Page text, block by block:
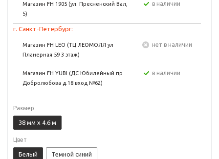
Магазин FH 1905 (ул. Пресненский Вал,
5)
в наличии
г. Санкт-Петербург:
Магазин FH LEO (ТЦ ЛЕОМОЛЛ ул
Планерная 59 3 этаж)
Нет в наличии
Магазин FH YUBI (ДС Юбилейный пр
Добролюбова д.18 вход №62)
в наличии
Размер
38 мм х 4.6 м
Цвет
Белый Темной синий